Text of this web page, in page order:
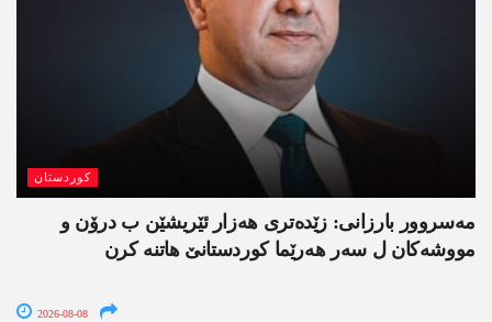
کوردستان
مەسروور بارزانی: زێدەتری ھەزار ئێریشێن ب درۆن و
مووشەکان ل سەر ھەرێما کوردستانێ ھاتنە کرن
2026-08-08